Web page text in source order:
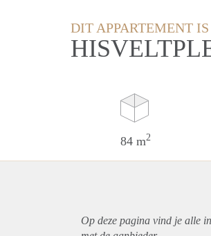
DIT APPARTEMENT
84 m2
Op deze pagina vind je alle